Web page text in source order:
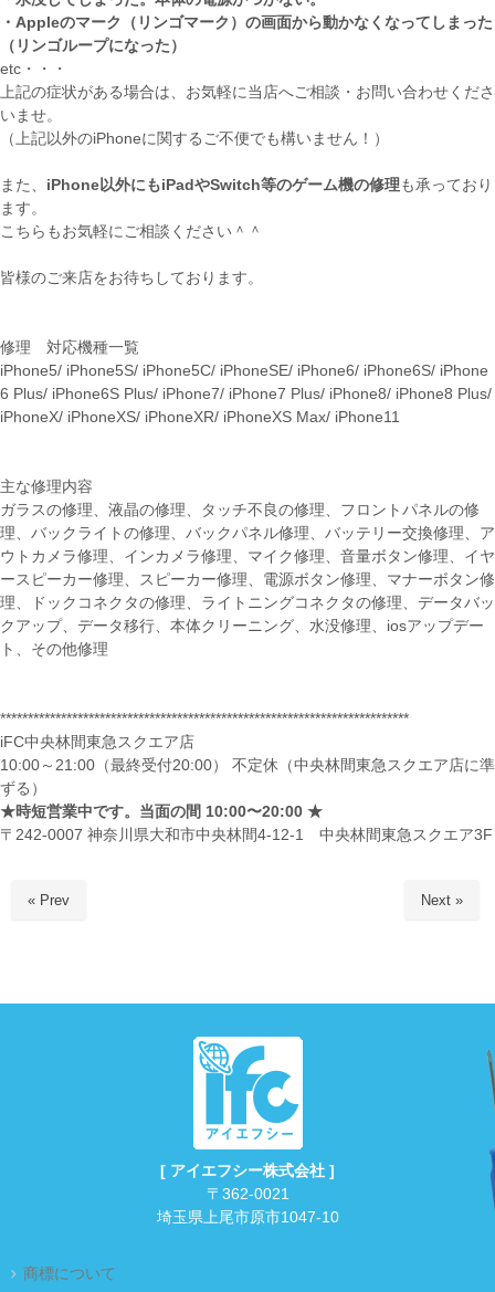
・Appleのマーク（リンゴマーク）の画面から動かなくなってしまった
（リンゴループになった）
etc・・・
上記の症状がある場合は、お気軽に当店へご相談・お問い合わせくださ
いませ。
（上記以外のiPhoneに関するご不便でも構いません！）
また、 iPhone以外にもiPadやSwitch等のゲーム機の修理も承っており
ます。
こちらもお気軽にご相談ください＾＾
皆様のご来店をお待ちしております。
修理 対応機種一覧
iPhone5/ iPhone5S/ iPhone5C/ iPhoneSE/ iPhone6/ iPhone6S/ iPhone
6 Plus/ iPhone6S Plus/ iPhone7/ iPhone7 Plus/ iPhone8/ iPhone8 Plus/
iPhoneX/ iPhoneXS/ iPhoneXR/ iPhoneXS Max/ iPhone11
主な修理内容
ガラスの修理、液晶の修理、タッチ不良の修理、フロントパネルの修
理、バックライトの修理、バックパネル修理、バッテリー交換修理、ア
ウトカメラ修理、インカメラ修理、マイク修理、音量ボタン修理、イヤ
ースピーカー修理、スピーカー修理、電源ボタン修理、マナーボタン修
理、ドックコネクタの修理、ライトニングコネクタの修理、データバッ
クアップ、データ移行、本体クリーニング、水没修理、iosアップデー
ト、その他修理
**************************************************************************
iFC中央林間東急スクエア店
10:00～21:00（最終受付20:00） 不定休（中央林間東急スクエア店に準
ずる）
★時短営業中です。当面の間 10:00〜20:00 ★
〒242-0007 神奈川県大和市中央林間4-12-1 中央林間東急スクエア3F
« Prev Next »
[ アイエフシー株式会社 ]
〒362-0021
埼玉県上尾市原市1047-10
商標について